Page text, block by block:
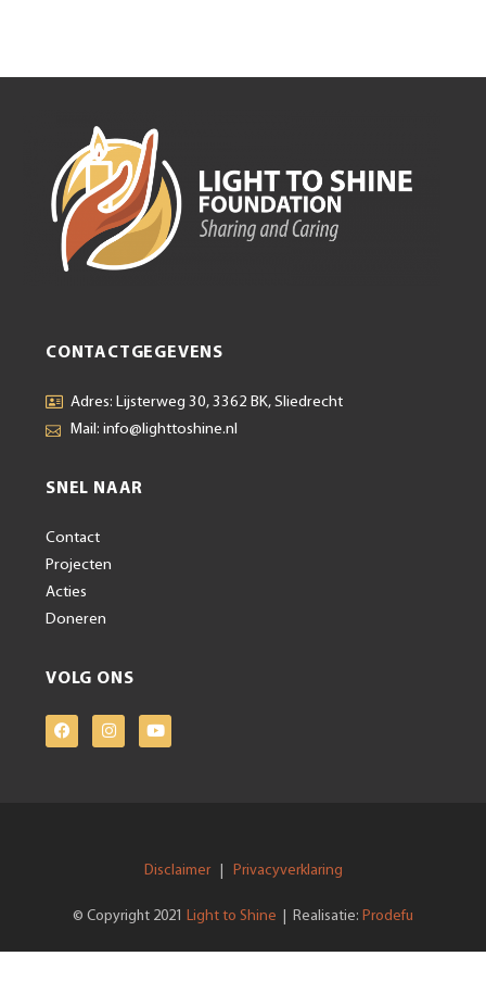
CONTACTGEGEVENS
Adres: Lijsterweg 30, 3362 BK, Sliedrecht
Mail: info@lighttoshine.nl
SNEL NAAR
Contact
Projecten
Acties
Doneren
VOLG ONS
Disclaimer Privacyverklaring
© Copyright 2021 Light to Shine | Realisatie: Prodefu